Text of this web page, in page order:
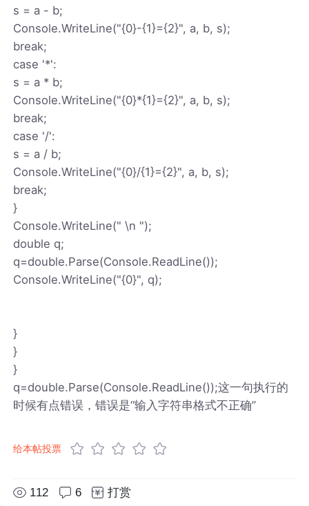
s = a - b;
Console.WriteLine("{0}-{1}={2}", a, b, s);
break;
case '*':
s = a * b;
Console.WriteLine("{0}*{1}={2}", a, b, s);
break;
case '/':
s = a / b;
Console.WriteLine("{0}/{1}={2}", a, b, s);
break;
}
Console.WriteLine(" \n ");
double q;
q=double.Parse(Console.ReadLine());
Console.WriteLine("{0}", q);
}
}
}
q=double.Parse(Console.ReadLine());这一句执行的
时候有点错误，错误是“输入字符串格式不正确”
给本帖投票
112 6 打赏